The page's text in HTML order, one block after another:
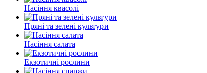
Насіння квасолі
Пряні та зелені культури
Насіння салата
Екзотичні рослини